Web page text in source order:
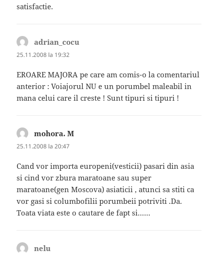
satisfactie.
adrian_cocu
25.11.2008 la 19:32
EROARE MAJORA pe care am comis-o la comentariul
anterior : Voiajorul NU e un porumbel maleabil in
mana celui care il creste ! Sunt tipuri si tipuri !
mohora. M
25.11.2008 la 20:47
Cand vor importa europeni(vesticii) pasari din asia
si cind vor zbura maratoane sau super
maratoane(gen Moscova) asiaticii , atunci sa stiti ca
vor gasi si columbofilii porumbeii potriviti .Da.
Toata viata este o cautare de fapt si……
nelu